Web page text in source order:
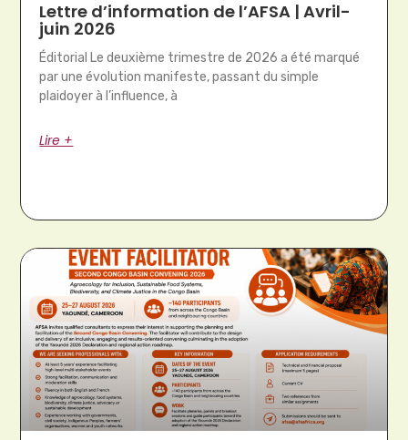
Lettre d’information de l’AFSA | Avril-
juin 2026
Éditorial Le deuxième trimestre de 2026 a été marqué
par une évolution manifeste, passant du simple
plaidoyer à l’influence, à
Lire +